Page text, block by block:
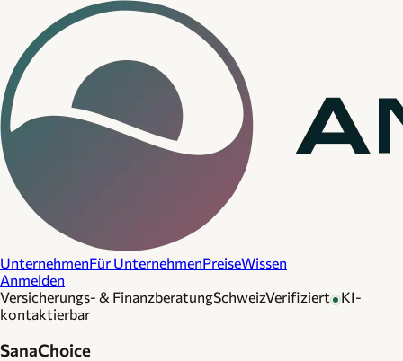
UnternehmenFür UnternehmenPreiseWissen
Anmelden
Versicherungs- & FinanzberatungSchweizVerifiziert
KI-
kontaktierbar
SanaChoice